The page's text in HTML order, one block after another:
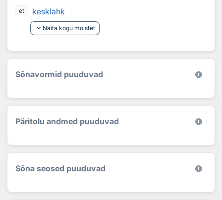
et
kesklahk
keyboard_arrow_down Näita kogu mõistet
Sõnavormid puuduvad
Päritolu andmed puuduvad
Sõna seosed puuduvad